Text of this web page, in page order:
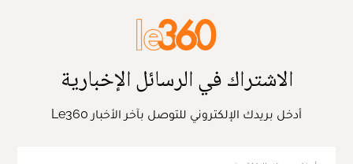
الاشتراك في الرسائل الإخبارية
أدخل بريدك الإلكتروني للتوصل بآخر الأخبار Le360